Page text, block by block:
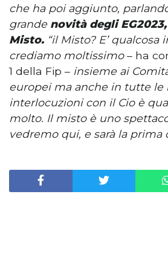
che ha poi aggiunto,
grande novità degli
Misto. “il Misto? E’ qualcosa
crediamo moltissimo– ha
1 della Fip – insieme ai
europei ma anche in tutte le
interlocuzioni con il Cio è
molto. Il misto è uno
vedremo qui, e sarà la prima